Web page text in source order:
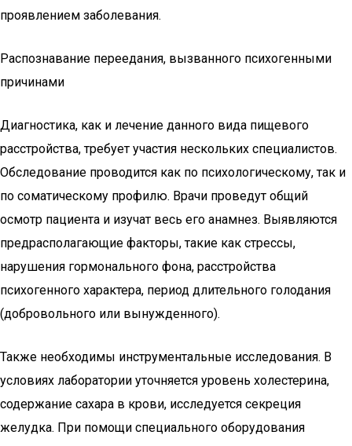
проявлением заболевания.
Распознавание переедания, вызванного психогенными
причинами
Диагностика, как и лечение данного вида пищевого
расстройства, требует участия нескольких специалистов.
Обследование проводится как по психологическому, так и
по соматическому профилю. Врачи проведут общий
осмотр пациента и изучат весь его анамнез. Выявляются
предрасполагающие факторы, такие как стрессы,
нарушения гормонального фона, расстройства
психогенного характера, период длительного голодания
(добровольного или вынужденного).
Также необходимы инструментальные исследования. В
условиях лаборатории уточняется уровень холестерина,
содержание сахара в крови, исследуется секреция
желудка. При помощи специального оборудования